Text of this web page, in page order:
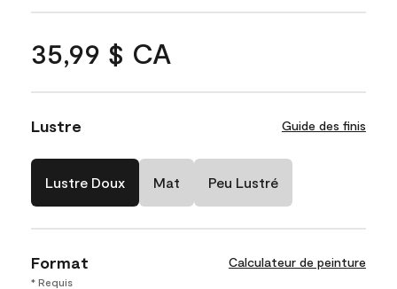
35,99 $ CA
Lustre Guide des finis
Lustre Doux Mat Peu Lustré
Format Calculateur de peinture
* Requis